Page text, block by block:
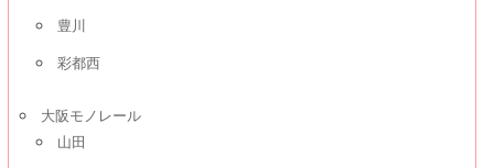
豊川
彩都西
大阪モノレール
山田